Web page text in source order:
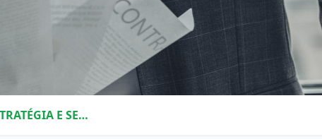
SOURCING – COMO CONSTRUIR ESSA ESTRATÉGIA E SER UM BOM NEGOCIADOR